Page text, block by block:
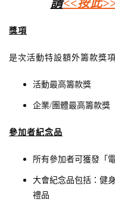
請<<按此
獎項
是次活動特設額外籌款獎
活動最高籌款獎
企業/團體最高籌款獎
參加 者紀念品
所有參加者可獲發「
大會紀念品包括：健
禮品